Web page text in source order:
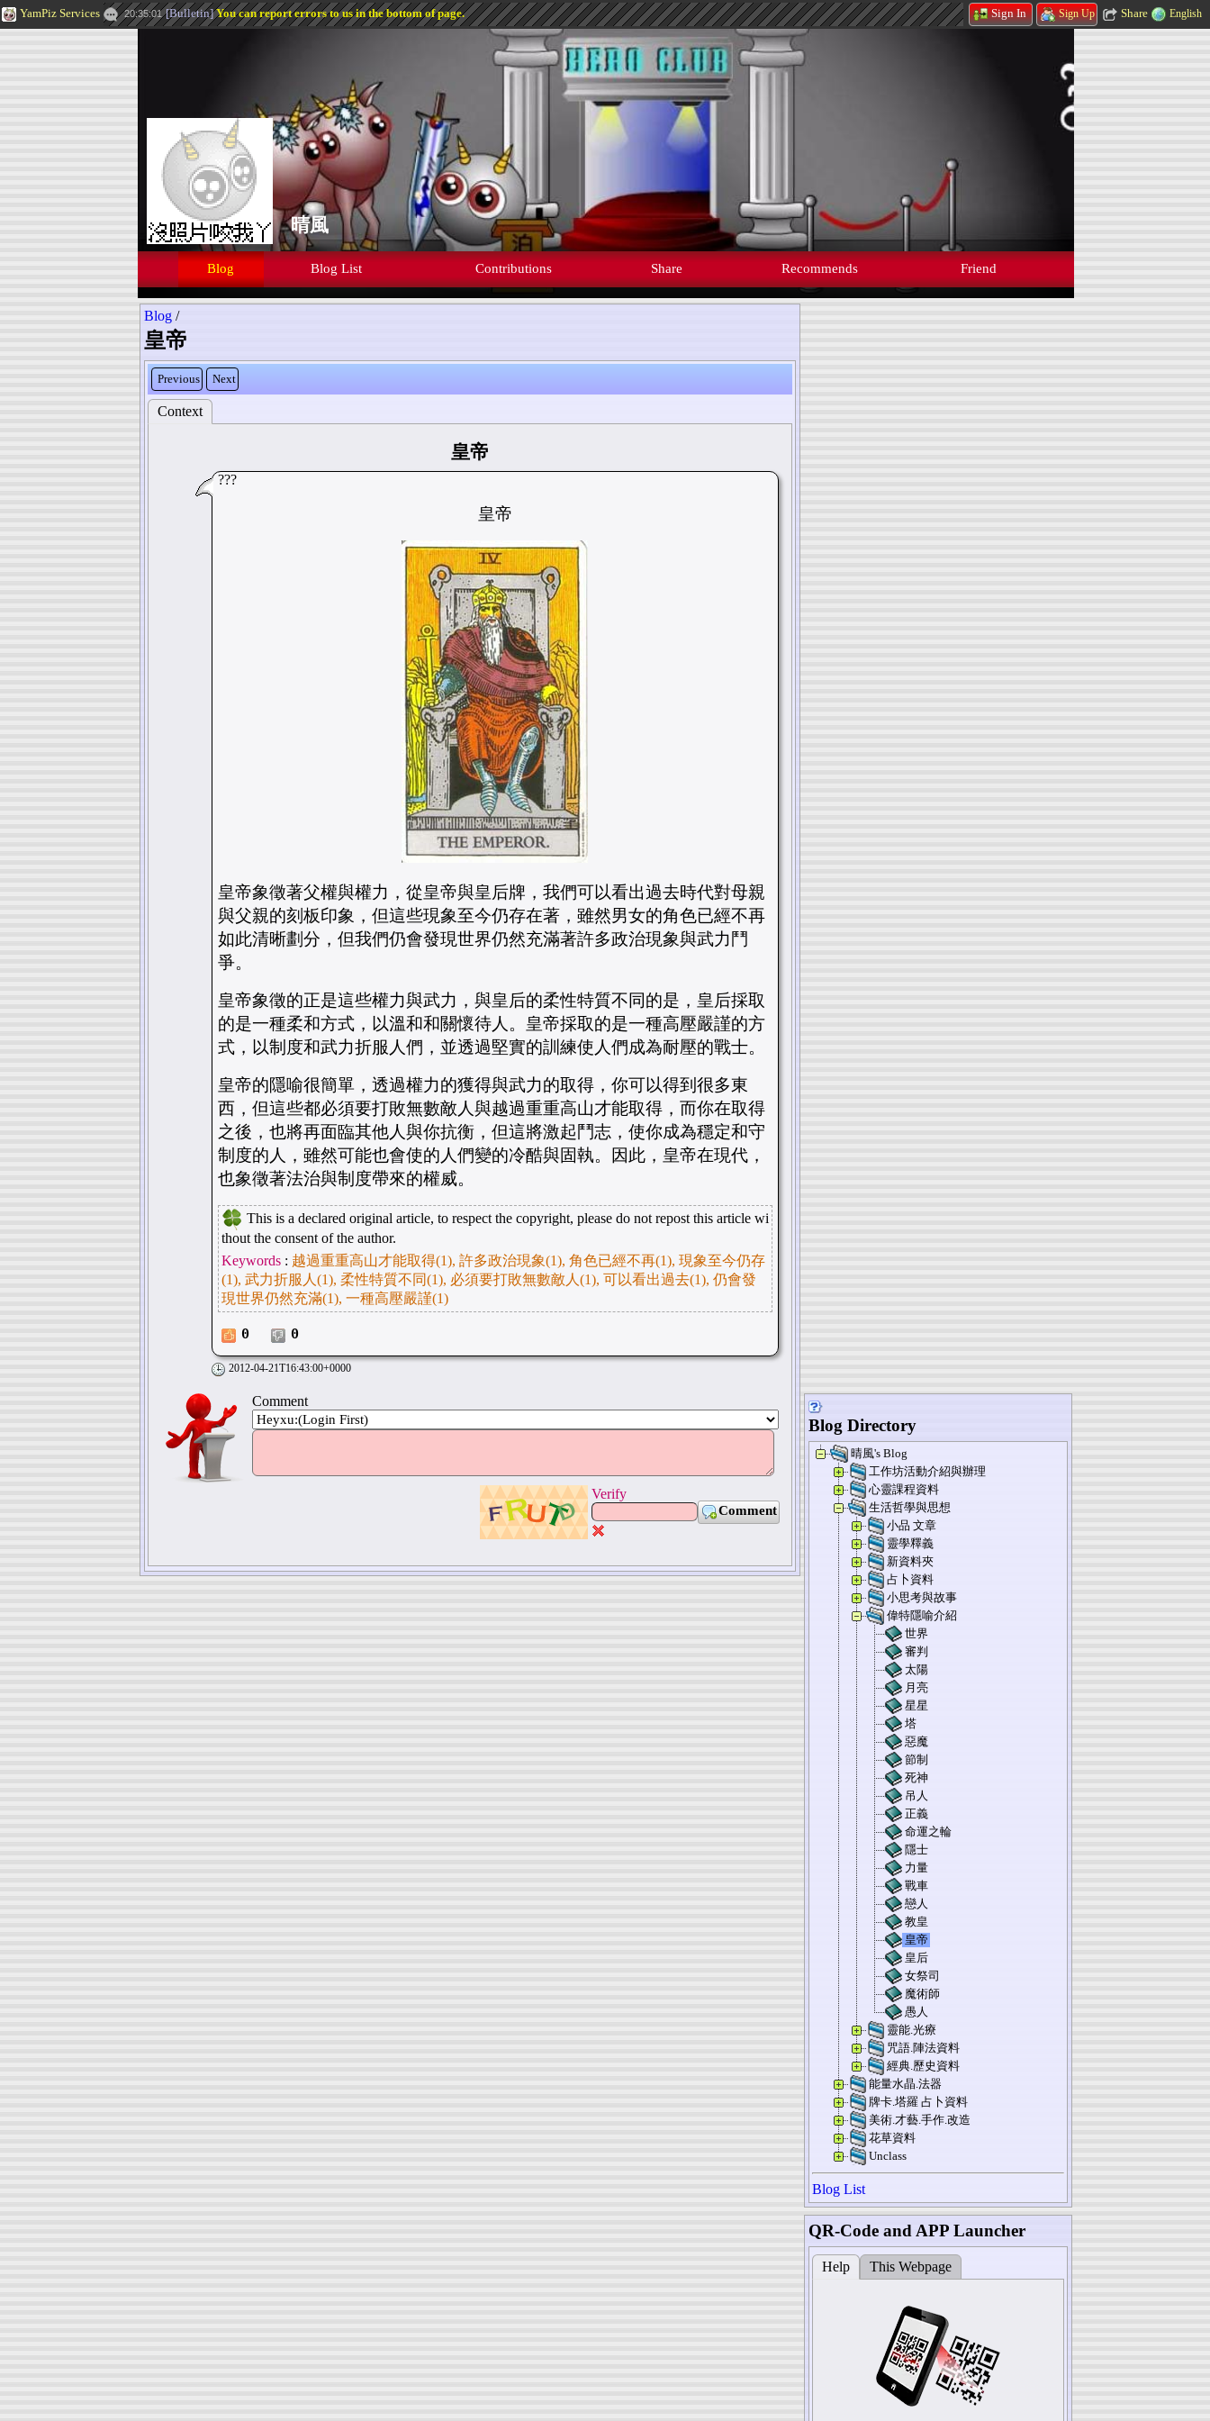
YamPiz Services 20:35:01 [Bulletin]You can report errors to us in the bottom of page. Sign In Sign Up Share English
晴風
Blog Blog List Contributions Share Recommends Friend
Blog/
皇帝
Previous Next
Context
皇帝
???
皇帝
皇帝象徵著父權與權力，從皇帝與皇后牌，我們可以看出過去時代對母親
與父親的刻板印象，但這些現象至今仍存在著，雖然男女的角色已經不再
如此清晰劃分，但我們仍會發現世界仍然充滿著許多政治現象與武力鬥
爭。
皇帝象徵的正是這些權力與武力，與皇后的柔性特質不同的是，皇后採取
的是一種柔和方式，以溫和和關懷待人。皇帝採取的是一種高壓嚴謹的方
式，以制度和武力折服人們，並透過堅實的訓練使人們成為耐壓的戰士。
皇帝的隱喻很簡單，透過權力的獲得與武力的取得，你可以得到很多東
西，但這些都必須要打敗無數敵人與越過重重高山才能取得，而你在取得
之後，也將再面臨其他人與你抗衡，但這將激起鬥志，使你成為穩定和守
制度的人，雖然可能也會使的人們變的冷酷與固執。因此，皇帝在現代，
也象徵著法治與制度帶來的權威。
This is a declared original article, to respect the copyright, please do not repost this article wi
thout the consent of the author.
Keywords: 越過重重高山才能取得(1), 許多政治現象(1), 角色已經不再(1), 現象至今仍存
(1), 武力折服人(1), 柔性特質不同(1), 必須要打敗無數敵人(1), 可以看出過去(1), 仍會發
現世界仍然充滿(1), 一種高壓嚴謹(1)
0 0
2012-04-21T16:43:00+0000
Comment
Verify
Comment
Blog Directory
晴風's Blog
工作坊活動介紹與辦理
心靈課程資料
生活哲學與思想
小品 文章
靈學釋義
新資料夾
占卜資料
小思考與故事
偉特隱喻介紹
世界
審判
太陽
月亮
星星
塔
惡魔
節制
死神
吊人
正義
命運之輪
隱士
力量
戰車
戀人
教皇
皇帝
皇后
女祭司
魔術師
愚人
靈能.光療
咒語.陣法資料
經典.歷史資料
能量水晶.法器
牌卡.塔羅 占卜資料
美術.才藝.手作.改造
花草資料
Unclass
Blog List
QR-Code and APP Launcher
Help This Webpage